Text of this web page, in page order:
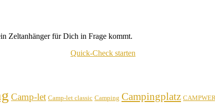
Zeltanhänger für Dich in Frage kommt.
Quick-Check starten
Camp-let Camp-let classic Camping Campingplatz